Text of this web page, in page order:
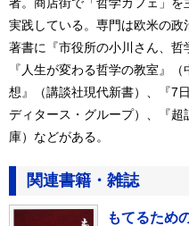
実践している。専門は欧米の政
著書に『市役所の小川さん、
『人生が変わる哲学の教室』
想』（講談社現代新書）、『7
ディタース・グループ）、『
庫）などがある。
関連書籍・雑誌
もてるため